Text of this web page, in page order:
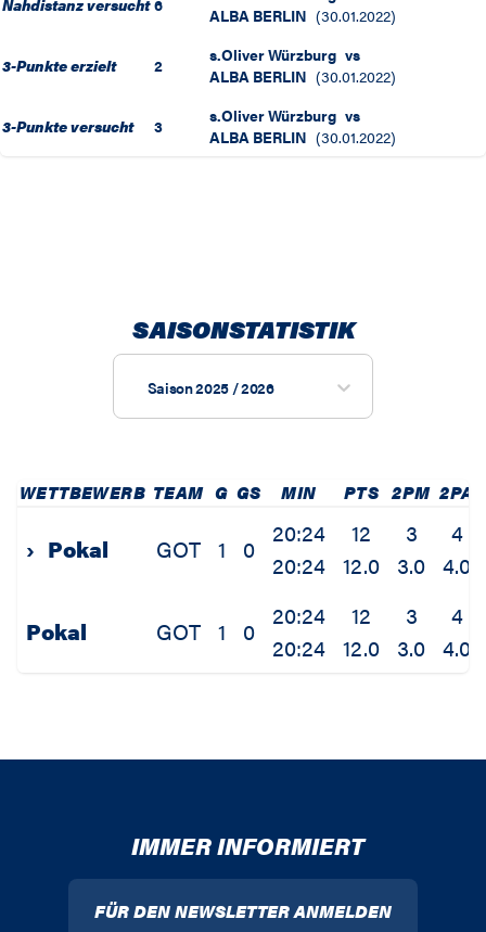
Nahdistanz versucht 6
ALBA BERLIN (30.01.2022)
3-Punkte erzielt 2 s.Oliver Würzburg vs
ALBA BERLIN (30.01.2022)
3-Punkte versucht 3 s.Oliver Würzburg vs
ALBA BERLIN (30.01.2022)
SAISONSTATISTIK
Saison 2025 / 2026
WETTBEWERB TEAM G GS MIN PTS 2PM 2PA
› Pokal GOT 1 0
20:24
20:24
12
12.0
3
3.0
4
4.0
Pokal GOT 1 0
20:24
20:24
12
12.0
3
3.0
4
4.0
IMMER INFORMIERT
FÜR DEN NEWSLETTER ANMELDEN